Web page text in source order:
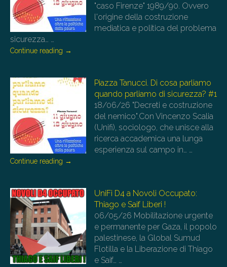
"caso Firenze" 1989/90. Ovvero
l'origine della costruzione
mediatica e politica del problema
sicurezza… …
Continue reading →
Piazza Tanucci. Di cosa parliamo
quando parliamo di sicurezza? #1
18/06/26 "Decreti e costruzione
del nemico".Con Vincenzo Scalia
(Unifi), sociologo, che unisce alla
ricerca accademica una lunga
esperienza sul campo in… …
Continue reading →
UniFi D4 a Novoli Occupato:
Thiago e Saif Liberi !
06/05/26 Mobilitazione urgente
e permanente per Gaza, il popolo
palestinese, la Global Sumud
Flotilla e la Liberazione di Thiago
e Saif… …